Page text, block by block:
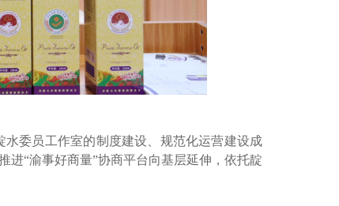
委员工作室的制度建设、规范化运营建设成
进“渝事好商量”协商平台向基层延伸，依托靛